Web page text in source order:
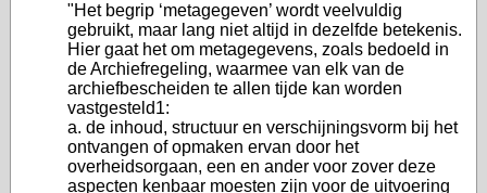
"Het begrip ‘metagegeven’ wordt veelvuldig
gebruikt, maar lang niet altijd in dezelfde betekenis.
Hier gaat het om metagegevens, zoals bedoeld in
de Archiefregeling, waarmee van elk van de
archiefbescheiden te allen tijde kan worden
vastgesteld1:
a. de inhoud, structuur en verschijningsvorm bij het
ontvangen of opmaken ervan door het
overheidsorgaan, een en ander voor zover deze
aspecten kenbaar moesten zijn voor de uitvoering